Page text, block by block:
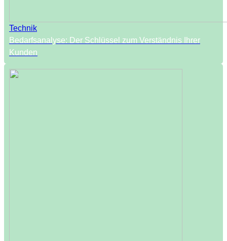
Technik
Bedarfsanalyse: Der Schlüssel zum Verständnis Ihrer
Kunden